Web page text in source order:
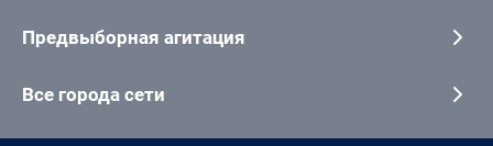
Предвыборная агитация
Все города сети